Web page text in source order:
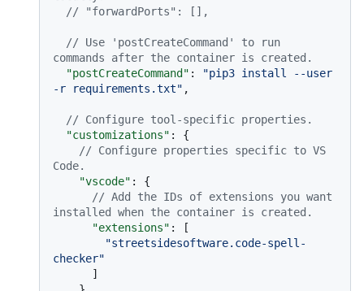
// "forwardPorts": [],
// Use 'postCreateCommand' to run
commands after the container is created.
"postCreateCommand" :
"pip3 install --user
-r requirements.txt" ,
// Configure tool-specific properties.
"customizations" :
{
// Configure properties specific to VS
Code.
"vscode" :
{
// Add the IDs of extensions you want
installed when the container is created.
"extensions" :
[
"streetsidesoftware.code-spell-
checker"
]